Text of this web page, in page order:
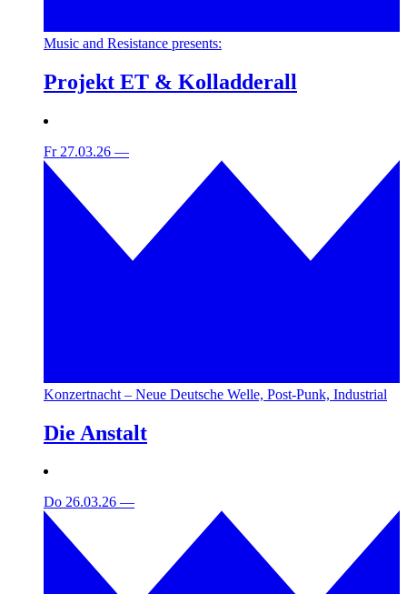
Music and Resistance presents:
Projekt ET & Kolladderall
Fr 27.03.26 —
Konzertnacht – Neue Deutsche Welle, Post-Punk, Industrial
Die Anstalt
Do 26.03.26 —